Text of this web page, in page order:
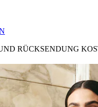
RÜCKSENDUNG